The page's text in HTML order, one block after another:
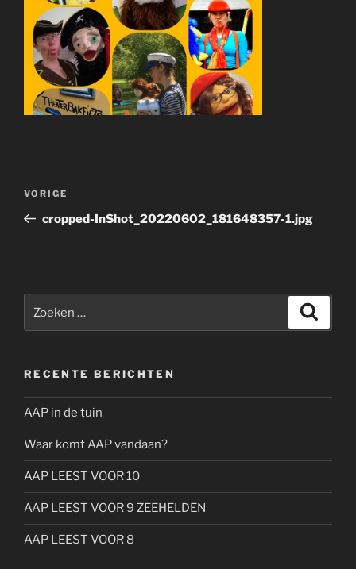
Vorig
bericht
VORIGE
cropped-InShot_20220602_181648357-1.jpg
naar:
RECENTE BERICHTEN
AAP in de tuin
Waar komt AAP vandaan?
AAP LEEST VOOR 10
AAP LEEST VOOR 9 ZEEHELDEN
AAP LEEST VOOR 8